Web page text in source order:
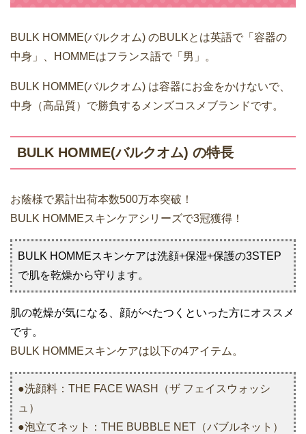
BULK HOMME(バルクオム) のBULKとは英語で「容器の
中身」、HOMMEはフランス語で「男」。
BULK HOMME(バルクオム) は容器にお金をかけないで、
中身（高品質）で勝負するメンズコスメブランドです。
BULK HOMME(バルクオム) の特長
お蔭様で累計出荷本数500万本突破！
BULK HOMMEスキンケアシリーズで3冠獲得！
BULK HOMMEスキンケアは洗顔+保湿+保護の3STEP
で肌を乾燥から守ります。
肌の乾燥が気になる、顔がべたつくといった方にオススメ
です。
BULK HOMMEスキンケアは以下の4アイテム。
●洗顔料：THE FACE WASH（ザ フェイスウォッシ
ュ）
●泡立てネット：THE BUBBLE NET（バブルネット）